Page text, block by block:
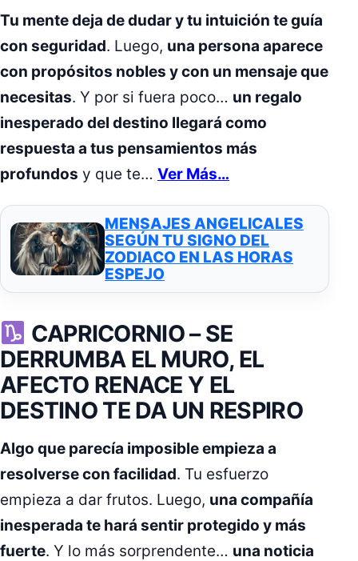
Tu mente deja de dudar y tu intuición te guía
con seguridad. Luego, una persona aparece
con propósitos nobles y con un mensaje que
necesitas. Y por si fuera poco… un regalo
inesperado del destino llegará como
respuesta a tus pensamientos más
profundos y que te… Ver Más…
MENSAJES ANGELICALES
SEGÚN TU SIGNO DEL
ZODIACO EN LAS HORAS
ESPEJO
CAPRICORNIO –SE
DERRUMBA EL MURO, EL
AFECTO RENACE Y EL
DESTINO TE DA UN RESPIRO
Algo que parecía imposible empieza a
resolverse con facilidad. Tu esfuerzo
empieza a dar frutos. Luego, una compañía
inesperada te hará sentir protegido y más
fuerte. Y lo más sorprendente… una noticia